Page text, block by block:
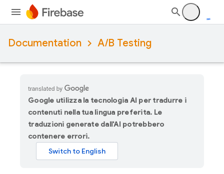
Documentation A/B Testing
Google utilizza la tecnologia AI per tradurre i
contenuti nella tua lingua preferita. Le
traduzioni generate dall'AI potrebbero
contenere errori.